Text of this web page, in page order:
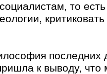
то
последних
к выводу, что